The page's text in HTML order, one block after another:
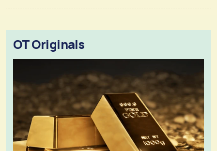
OT Originals